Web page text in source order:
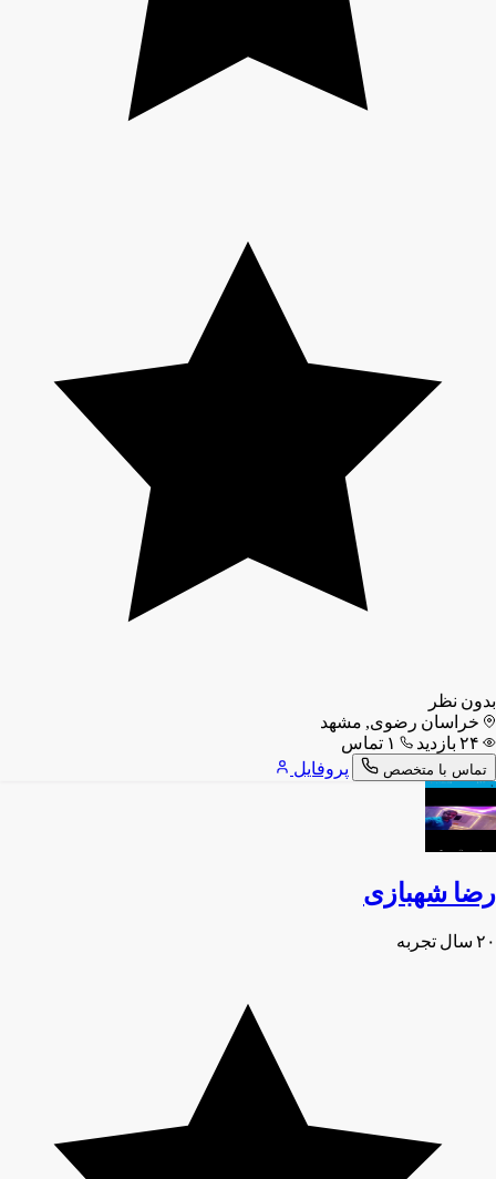
بدون نظر
خراسان رضوی, مشهد
تماس با متخصص پروفایل
رضا شهبازی
۲۰ سال تجربه